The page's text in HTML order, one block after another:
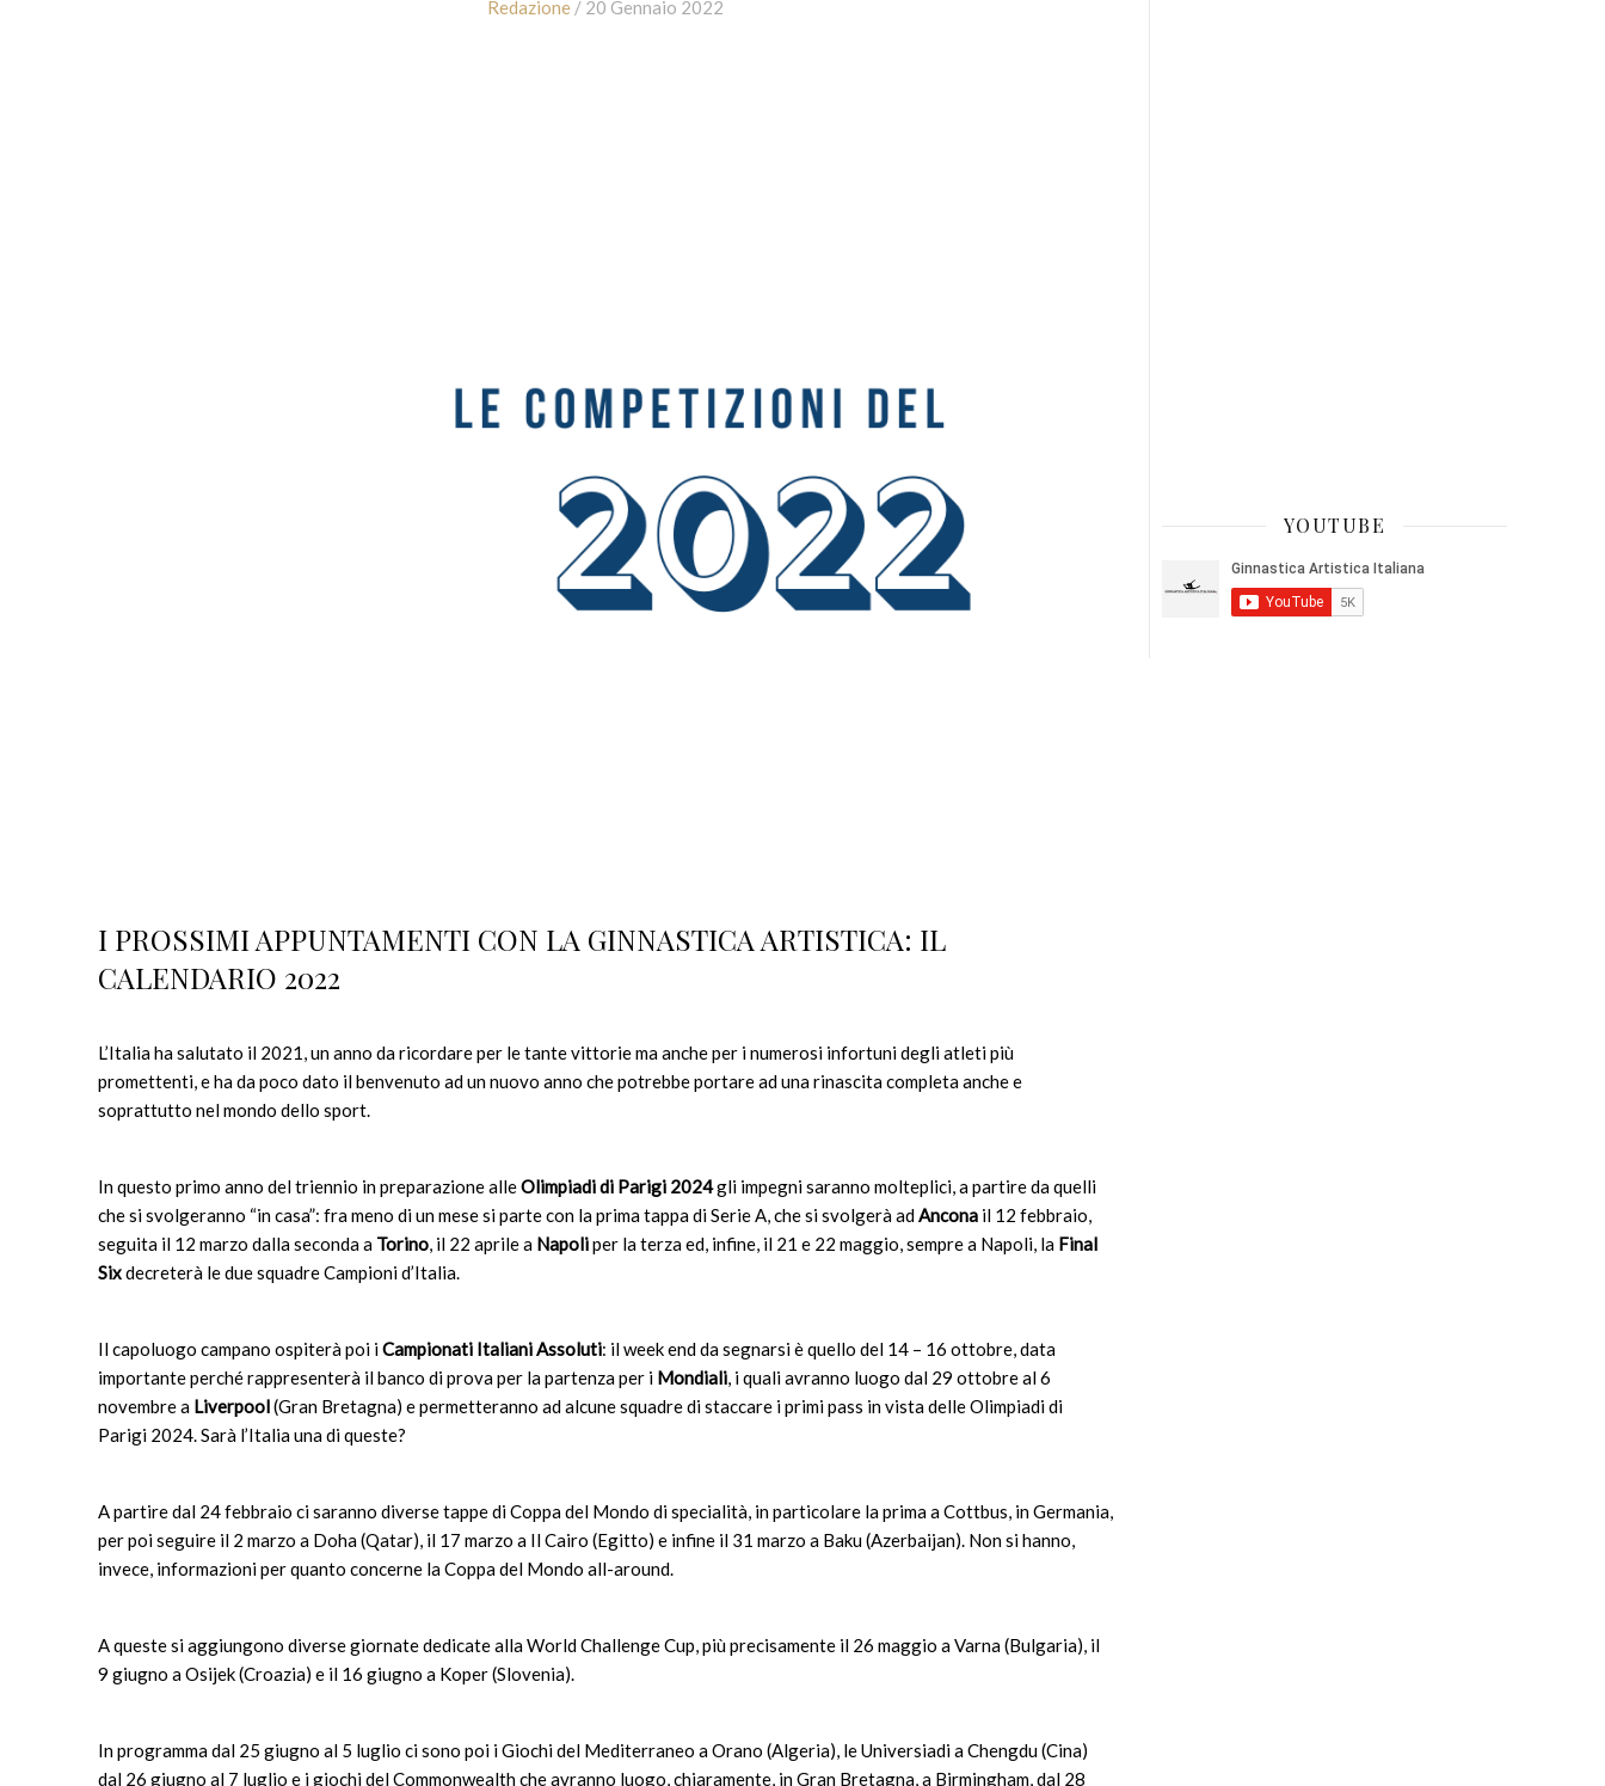
Redazione / 20 Gennaio 2022
I PROSSIMI APPUNTAMENTI CON LA GINNASTICA ARTISTICA: IL
CALENDARIO 2022
L’Italia ha salutato il 2021, un anno da ricordare per le tante vittorie ma anche per i numerosi infortuni degli atleti più
promettenti, e ha da poco dato il benvenuto ad un nuovo anno che potrebbe portare ad una rinascita completa anche e
soprattutto nel mondo dello sport.
In questo primo anno del triennio in preparazione alleOlimpiadi di Parigi 2024gli impegni saranno molteplici, a partire da quelli
che si svolgeranno “in casa”: fra meno di un mese si parte con la prima tappa di Serie A, che si svolgerà adAncona il 12 febbraio,
seguita il 12 marzo dalla seconda a Torino , il 22 aprile a Napoliper la terza ed, infine, il 21 e 22 maggio, sempre a Napoli, la Final
Sixdecreterà le due squadre Campioni d’Italia.
Il capoluogo campano ospiterà poi iCampionati Italiani Assoluti: il week end da segnarsi è quello del 14 – 16 ottobre, data
importante perché rappresenterà il banco di prova per la partenza per i Mondiali , i quali avranno luogo dal 29 ottobre al 6
novembre a Liverpool(Gran Bretagna) e permetteranno ad alcune squadre di staccare i primi pass in vista delle Olimpiadi di
Parigi 2024. Sarà l’Italia una di queste?
A partire dal 24 febbraio ci saranno diverse tappe di Coppa del Mondo di specialità, in particolare la prima a Cottbus, in Germania,
per poi seguire il 2 marzo a Doha (Qatar), il 17 marzo a Il Cairo (Egitto) e infine il 31 marzo a Baku (Azerbaijan). Non si hanno,
invece, informazioni per quanto concerne la Coppa del Mondo all-around.
A queste si aggiungono diverse giornate dedicate alla World Challenge Cup, più precisamente il 26 maggio a Varna (Bulgaria), il
9 giugno a Osijek (Croazia) e il 16 giugno a Koper (Slovenia).
In programma dal 25 giugno al 5 luglio ci sono poi i Giochi del Mediterraneo a Orano (Algeria), le Universiadi a Chengdu (Cina)
dal 26 giugno al 7 luglio e i giochi del Commonwealth che avranno luogo, chiaramente, in Gran Bretagna, a Birmingham, dal 28
YOUTUBE